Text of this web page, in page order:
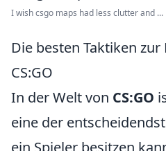
I wish csgo maps had less clutter and ...
Die besten Taktiken
CS:GO
In der Welt von CS:GO
eine der
ein Spieler besitzen